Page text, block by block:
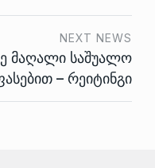
NEXT NEWS
მაღალი საშუალო
– რეიტინგი